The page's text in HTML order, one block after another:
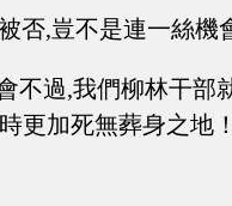
否,豈不是連一絲機
不過,我們柳林干部
更加死無葬身之地